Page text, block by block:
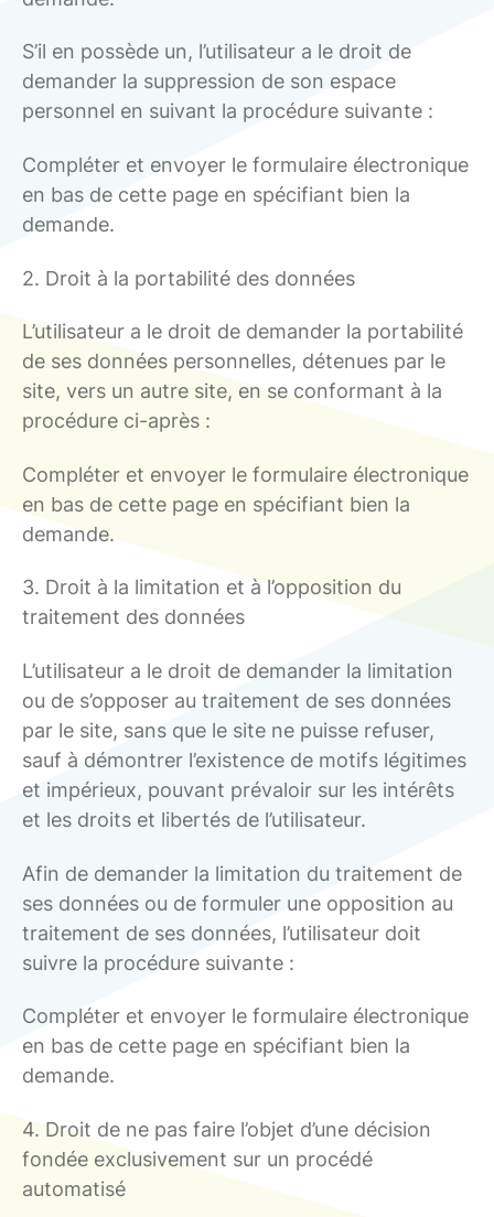
S’il en possède un, l’utilisateur a le droit de
demander la suppression de son espace
personnel en suivant la procédure suivante :
Compléter et envoyer le formulaire électronique
en bas de cette page en spécifiant bien la
demande.
2. Droit à la portabilité des données
L’utilisateur a le droit de demander la portabilité
de ses données personnelles, détenues par le
site, vers un autre site, en se conformant à la
procédure ci-après :
Compléter et envoyer le formulaire électronique
en bas de cette page en spécifiant bien la
demande.
3. Droit à la limitation et à l’opposition du
traitement des données
L’utilisateur a le droit de demander la limitation
ou de s’opposer au traitement de ses données
par le site, sans que le site ne puisse refuser,
sauf à démontrer l’existence de motifs légitimes
et impérieux, pouvant prévaloir sur les intérêts
et les droits et libertés de l’utilisateur.
Afin de demander la limitation du traitement de
ses données ou de formuler une opposition au
traitement de ses données, l’utilisateur doit
suivre la procédure suivante :
Compléter et envoyer le formulaire électronique
en bas de cette page en spécifiant bien la
demande.
4. Droit de ne pas faire l’objet d’une décision
fondée exclusivement sur un procédé
automatisé